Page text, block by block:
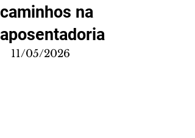
caminhos na
aposentadoria
11/05/2026